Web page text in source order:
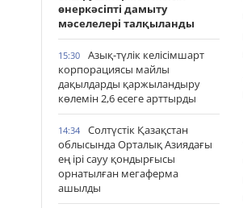
өнеркәсіпті дамыту
мәселелері талқыланды
15:30
Азық-түлік келісімшарт
корпорациясы майлы
дақылдарды қаржыландыру
көлемін 2,6 есеге арттырды
14:34
Солтүстік Қазақстан
облысында Орталық Азиядағы
ең ірі сауу қондырғысы
орнатылған мегаферма
ашылды